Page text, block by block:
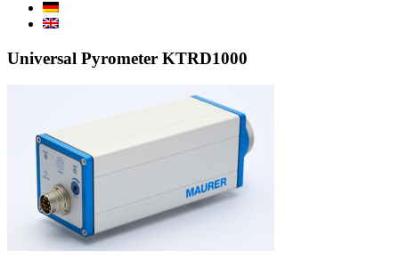
Universal Pyrometer KTRD1000